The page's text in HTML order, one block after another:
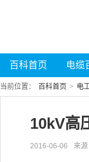
百科首页 电缆
当前位置： 百科首页 > 电
10kV高
2016-06-06 来